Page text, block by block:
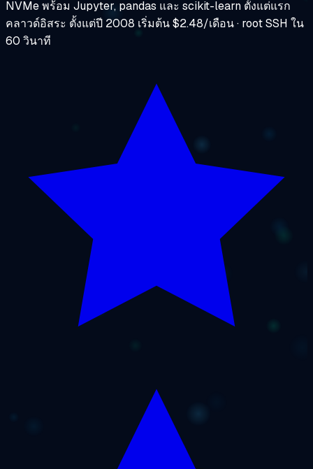
NVMe พร้อม Jupyter, pandas และ scikit-learn ตั้งแต่แรก
คลาวด์อิสระ ตั้งแต่ปี 2008 เริ่มต้น $2.48/เดือน · root SSH ใน
60 วินาที